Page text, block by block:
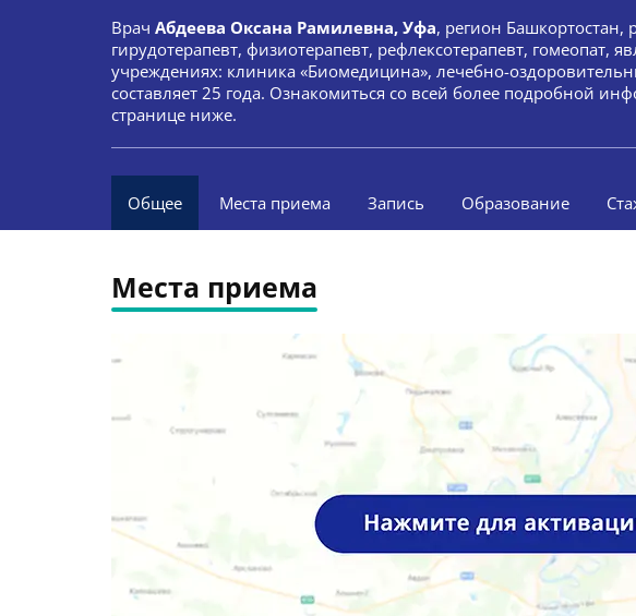
Врач Абдеева Оксана Рамилевна, Уфа, регион Башкортостан,
гирудотерапевт, физиотерапевт, рефлексотерапевт, гомеопат,
учреждениях: клиника «Биомедицина», лечебно-
составляет 25 года. Ознакомиться со всей более подробной
странице ниже.
Общее Места приема Запись Образование
Места приема